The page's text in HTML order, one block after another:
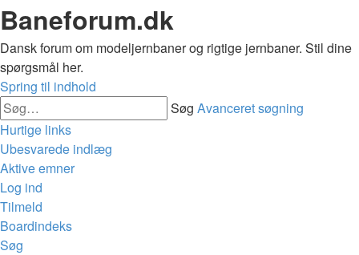
Baneforum.dk
Dansk forum om modeljernbaner og rigtige jernbaner. Stil dine
spørgsmål her.
Spring til indhold
Søg Avanceret søgning
Hurtige links
Ubesvarede indlæg
Aktive emner
Log ind
Tilmeld
Boardindeks
Søg